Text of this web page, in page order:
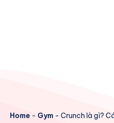
Home - Gym - Crunch là gì?